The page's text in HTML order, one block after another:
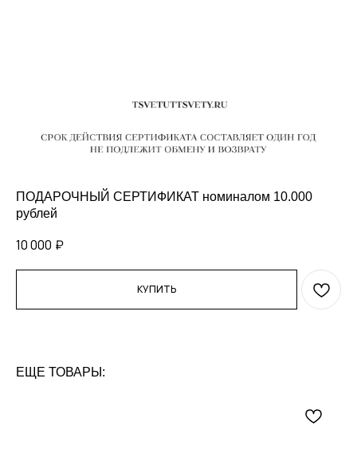
ПОДАРОЧНЫЙ СЕРТИФИКАТ номиналом 10.000
рублей
10 000 ₽
КУПИТЬ
ЕЩЕ ТОВАРЫ: